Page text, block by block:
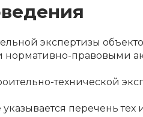
экспертизы
правовыми
технической
перечень